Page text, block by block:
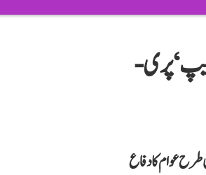
پری-
عوام کا دفاع